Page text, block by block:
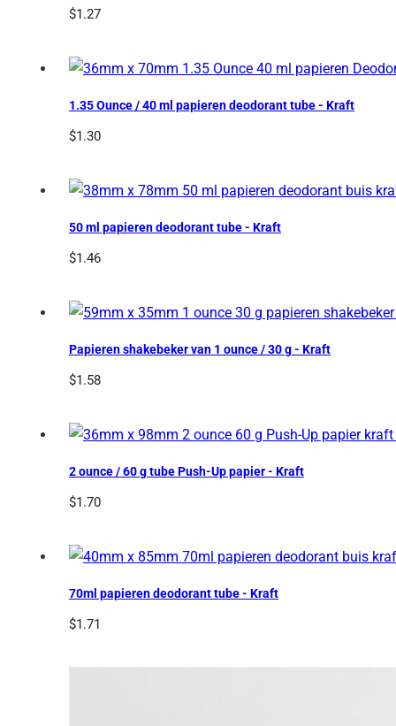
$1.27
1.35 Ounce / 40 ml papieren deodorant tube - Kraft
$1.30
50 ml papieren deodorant tube - Kraft
$1.46
Papieren shakebeker van 1 ounce / 30 g - Kraft
$1.58
2 ounce / 60 g tube Push-Up papier - Kraft
$1.70
70ml papieren deodorant tube - Kraft
$1.71